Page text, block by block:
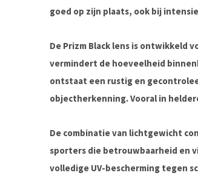
goed op zijn plaats, ook bij
De Prizm Black lens is ontwikkeld
vermindert de hoeveelheid
ontstaat een rustig en
objectherkenning. Vooral in
De combinatie van lichtgewicht
sporters die betrouwbaarheid en
volledige UV-bescherming tegen